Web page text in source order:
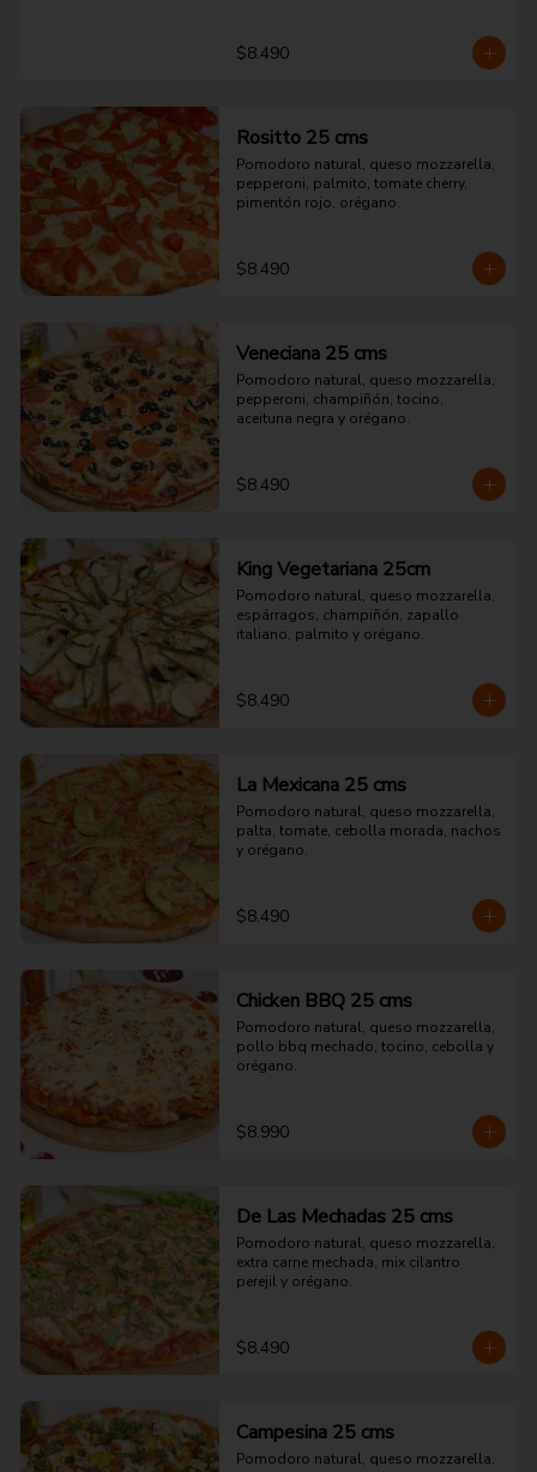
$8.490
Rositto 25 cms
Pomodoro natural, queso mozzarella,
pepperoni, palmito, tomate cherry,
pimentón rojo, orégano.
$8.490
Veneciana 25 cms
Pomodoro natural, queso mozzarella,
pepperoni, champiñón, tocino,
aceituna negra y orégano.
$8.490
King Vegetariana 25cm
Pomodoro natural, queso mozzarella,
espárragos, champiñón, zapallo
italiano, palmito y orégano.
$8.490
La Mexicana 25 cms
Pomodoro natural, queso mozzarella,
palta, tomate, cebolla morada, nachos
y orégano.
$8.490
Chicken BBQ 25 cms
Pomodoro natural, queso mozzarella,
pollo bbq mechado, tocino, cebolla y
orégano.
$8.990
De Las Mechadas 25 cms
Pomodoro natural, queso mozzarella,
extra carne mechada, mix cilantro
perejil y orégano.
$8.490
Campesina 25 cms
Pomodoro natural, queso mozzarella,